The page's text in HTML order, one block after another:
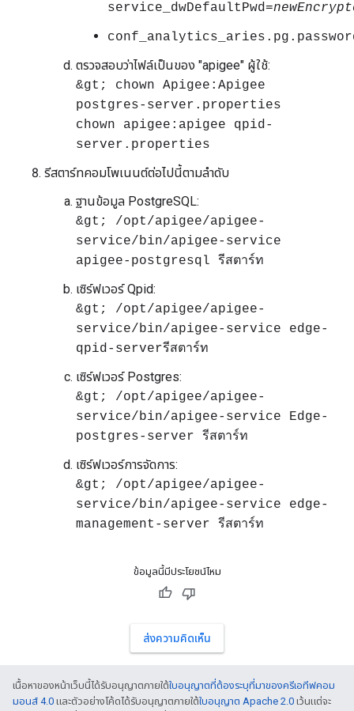
service_dwDefaultPwd=
ตรวจสอบว่าไฟล์เป็นของ "apigee" ผู้ใช้:
&gt; chown Apigee:Apigee
postgres-server.properties
chown apigee:apigee qpid-
server.properties
รีสตาร์ทคอมโพเนนต์ต่อไปนี้ตามลำดับ
ฐานข้อมูล PostgreSQL:
&gt; /opt/apigee/apigee-
service/bin/apigee-service
apigee-postgresql รีสตาร์ท
เซิร์ฟเวอร์ Qpid:
&gt; /opt/apigee/apigee-
service/bin/apigee-service edge-
qpid-serverรีสตาร์ท
เซิร์ฟเวอร์ Postgres:
&gt; /opt/apigee/apigee-
service/bin/apigee-service Edge-
postgres-server รีสตาร์ท
เซิร์ฟเวอร์การจัดการ:
&gt; /opt/apigee/apigee-
service/bin/apigee-service edge-
management-server รีสตาร์ท
ข้อมูลนี้มีประโยชน์ไหม
ส่งความคิดเห็น
เนื้อหาของหน้าเว็บนี้ได้รับอนุญาตภายใต้ใบอนุญาตที่ต้องระบุที่มาของครีเอทีฟคอม
มอนส์ 4.0 และตัวอย่างโค้ดได้รับอนุญาตภายใต้ใบอนุญาต Apache 2.0 เว้นแต่จะ